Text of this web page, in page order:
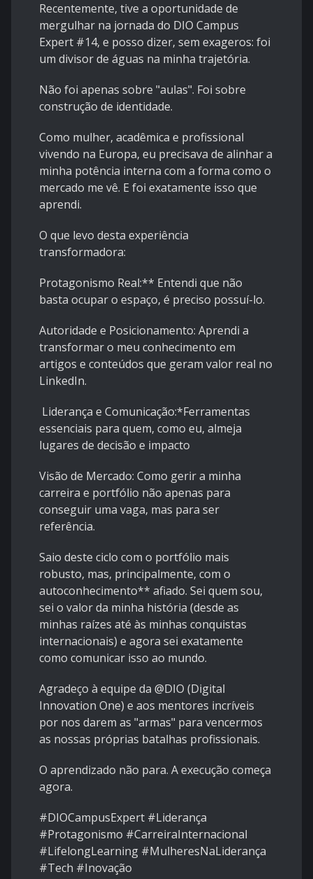
Recentemente, tive a oportunidade de
mergulhar na jornada do DIO Campus
Expert #14, e posso dizer, sem exageros: foi
um divisor de águas na minha trajetória.
Não foi apenas sobre "aulas". Foi sobre
construção de identidade.
Como mulher, acadêmica e profissional
vivendo na Europa, eu precisava de alinhar a
minha potência interna com a forma como o
mercado me vê. E foi exatamente isso que
aprendi.
O que levo desta experiência
transformadora:
Protagonismo Real:** Entendi que não
basta ocupar o espaço, é preciso possuí-lo.
Autoridade e Posicionamento: Aprendi a
transformar o meu conhecimento em
artigos e conteúdos que geram valor real no
LinkedIn.
Liderança e Comunicação:*Ferramentas
essenciais para quem, como eu, almeja
lugares de decisão e impacto
Visão de Mercado: Como gerir a minha
carreira e portfólio não apenas para
conseguir uma vaga, mas para ser
referência.
Saio deste ciclo com o portfólio mais
robusto, mas, principalmente, com o
autoconhecimento** afiado. Sei quem sou,
sei o valor da minha história (desde as
minhas raízes até às minhas conquistas
internacionais) e agora sei exatamente
como comunicar isso ao mundo.
Agradeço à equipe da @DIO (Digital
Innovation One) e aos mentores incríveis
por nos darem as "armas" para vencermos
as nossas próprias batalhas profissionais.
O aprendizado não para. A execução começa
agora.
#DIOCampusExpert #Liderança
#Protagonismo #CarreiraInternacional
#LifelongLearning #MulheresNaLiderança
#Tech #Inovação